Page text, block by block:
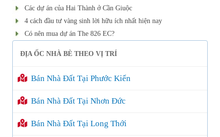
Các dự án của Hai Thành ở Cần Giuộc
4 cách đầu tư vàng sinh lời hữu ích nhất hiện nay
Có nên mua dự án The 826 EC?
ĐỊA ỐC NHÀ BÈ THEO VỊ TRÍ
Bán Nhà Đất Tại Phước Kiển
Bán Nhà Đất Tại Nhơn Đức
Bán Nhà Đất Tại Long Thới